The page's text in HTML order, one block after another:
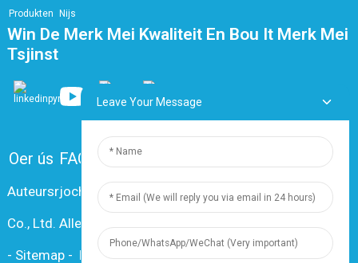
Produkten Nijs
Win De Merk Mei Kwaliteit En Bou It Merk Mei
Tsjinst
Oer ús FAQ Kontakt mei ús opnimme
Auteursrjocht © 2024 Shanghai Dingzun Electric & Cable
Co., Ltd. Alle rjochten foarbehâlden
- Sitemap- Resource
Leave Your Message